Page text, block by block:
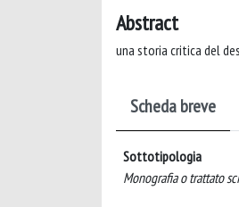
Abstract
una storia critica del
Scheda breve
Sottotipologia
Monografia o trattato